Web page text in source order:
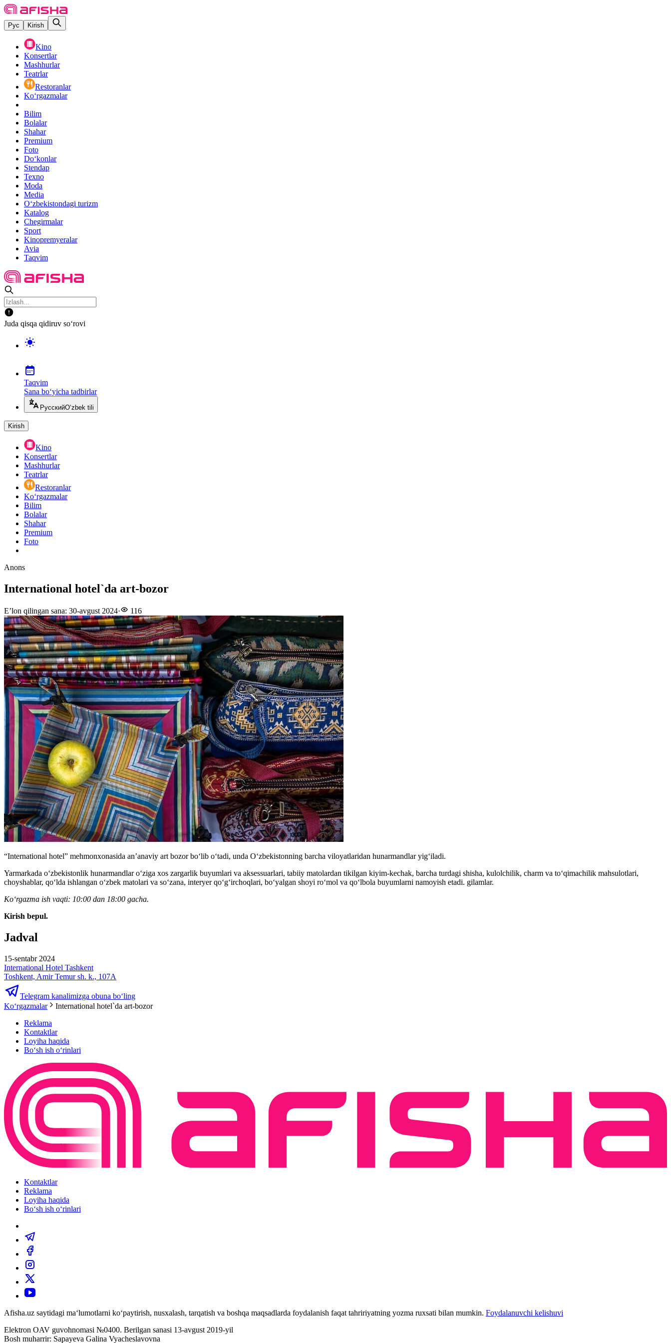
Рус Kirish
Kino
Konsertlar
Mashhurlar
Teatrlar
Restoranlar
Ko‘rgazmalar
Bilim
Bolalar
Shahar
Premium
Foto
Do‘konlar
Stendap
Texno
Moda
Media
O‘zbekistondagi turizm
Katalog
Chegirmalar
Sport
Kinopremyeralar
Avia
Taqvim
Juda qisqa qidiruv so‘rovi
Taqvim
Sana bo‘yicha tadbirlar
РусскийO‘zbek tili
Kirish
Kino
Konsertlar
Mashhurlar
Teatrlar
Restoranlar
Ko‘rgazmalar
Bilim
Bolalar
Shahar
Premium
Foto
Anons
International hotel`da art-bozor
E’lon qilingan sana: 30-avgust 2024· 116
“International hotel” mehmonxonasida an’anaviy art bozor bo‘lib o‘tadi, unda Oʻzbekistonning barcha viloyatlaridan hunarmandlar yigʻiladi.
Yarmarkada o‘zbekistonlik hunarmandlar o‘ziga xos zargarlik buyumlari va aksessuarlari, tabiiy matolardan tikilgan kiyim-kechak, barcha turdagi shisha, kulolchilik, charm va to‘qimachilik mahsulotlari,
choyshablar, qo‘lda ishlangan o‘zbek matolari va so‘zana, interyer qo‘g‘irchoqlari, bo‘yalgan shoyi ro‘mol va qo‘lbola buyumlarni namoyish etadi. gilamlar.
Koʻrgazma ish vaqti: 10:00 dan 18:00 gacha.
Kirish bepul.
Jadval
15-sentabr 2024
International Hotel Tashkent
Toshkent, Amir Temur sh. k., 107A
Telegram kanalimizga obuna bo‘ling
Ko‘rgazmalar
International hotel`da art-bozor
Reklama
Kontaktlar
Loyiha haqida
Bo‘sh ish o‘rinlari
Kontaktlar
Reklama
Loyiha haqida
Bo‘sh ish o‘rinlari
Afisha.uz saytidagi ma‘lumotlarni ko‘paytirish, nusxalash, tarqatish va boshqa maqsadlarda foydalanish faqat tahririyatning yozma ruxsati bilan mumkin. Foydalanuvchi kelishuvi
Elektron OAV guvohnomasi №0400. Berilgan sanasi 13-avgust 2019-yil
Bosh muharrir: Sapayeva Galina Vyacheslavovna